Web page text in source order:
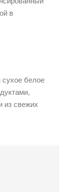
в
сухое белое
из свежих